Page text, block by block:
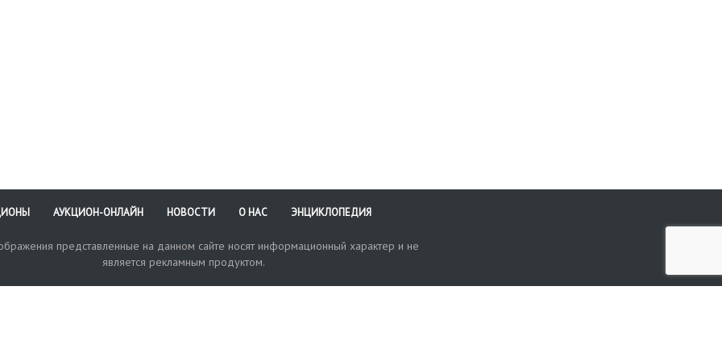
АУКЦИОН-ОНЛАЙН НОВОСТИ О НАС ЭНЦИКЛОПЕДИЯ
представленные на данном сайте носят информационный характер и не
является рекламным продуктом.